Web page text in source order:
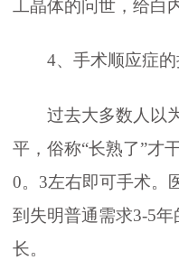
工晶体的问世，给白
4、手术顺应症
过去大多数人以
平，俗称“长熟了”才
0。3左右即可手术。
到失明普通需求3-5
长。